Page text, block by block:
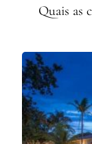
Quais as